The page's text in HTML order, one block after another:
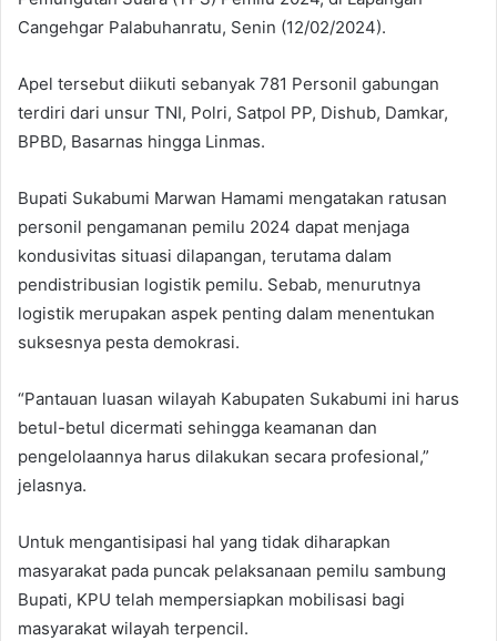
Cangehgar Palabuhanratu, Senin (12/02/2024).
Apel tersebut diikuti sebanyak 781 Personil gabungan
terdiri dari unsur TNI, Polri, Satpol PP, Dishub, Damkar,
BPBD, Basarnas hingga Linmas.
Bupati Sukabumi Marwan Hamami mengatakan ratusan
personil pengamanan pemilu 2024 dapat menjaga
kondusivitas situasi dilapangan, terutama dalam
pendistribusian logistik pemilu. Sebab, menurutnya
logistik merupakan aspek penting dalam menentukan
suksesnya pesta demokrasi.
“Pantauan luasan wilayah Kabupaten Sukabumi ini harus
betul-betul dicermati sehingga keamanan dan
pengelolaannya harus dilakukan secara profesional,”
jelasnya.
Untuk mengantisipasi hal yang tidak diharapkan
masyarakat pada puncak pelaksanaan pemilu sambung
Bupati, KPU telah mempersiapkan mobilisasi bagi
masyarakat wilayah terpencil.